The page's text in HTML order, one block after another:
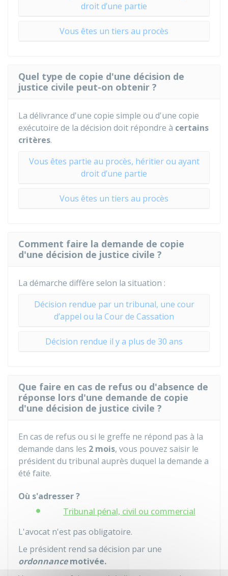
droit d’une partie
Vous êtes un tiers au procès
Quel type de copie d'une décision de
justice civile peut-on obtenir ?
La délivrance d'une copie simple ou d'une copie
exécutoire de la décision doit répondre à certains
critères.
Vous êtes partie au procès, héritier ou ayant
droit d’une partie
Vous êtes un tiers au procès
Comment faire la demande de copie
d'une décision de justice civile ?
La démarche diffère selon la situation :
Décision rendue par un tribunal, une cour
d’appel ou la Cour de Cassation
Décision rendue il y a plus de 30 ans
Que faire en cas de refus ou d'absence de
réponse lors d'une demande de copie
d'une décision de justice civile ?
En cas de refus ou si le greffe ne répond pas à la
demande dans les 2 mois, vous pouvez saisir le
président du tribunal auprès duquel la demande a
été faite.
Où s'adresser ?
Tribunal pénal, civil ou commercial
L'avocat n'est pas obligatoire.
Le président rend sa décision par une
ordonnancemotivée.